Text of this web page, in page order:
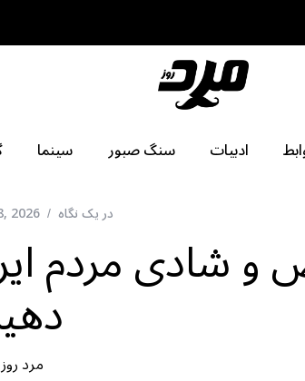
ادبیات سنگ صبور سینما
در یک نگاه 2026
شادی مردم
مرد روز